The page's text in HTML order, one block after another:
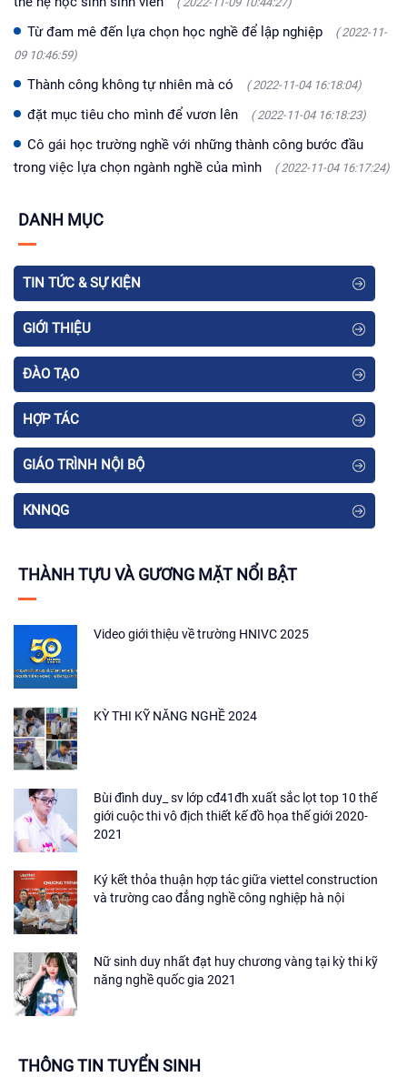
Từ đam mê đến lựa chọn học nghề để lập nghiệp
( 2022-11-
09 10:46:59)
Thành công không tự nhiên mà có ( 2022-11-04 16:18:04)
đặt mục tiêu cho mình để vươn lên ( 2022-11-04 16:18:23)
Cô gái học trường nghề với những thành công bước đầu
trong việc lựa chọn ngành nghề của mình
( 2022-11-04 16:17:24)
DANH MỤC
TIN TỨC & SỰ KIỆN
GIỚI THIỆU
ĐÀO TẠO
HỢP TÁC
GIÁO TRÌNH NỘI BỘ
KNNQG
THÀNH TỰU VÀ GƯƠNG MẶT NỔI BẬT
Video giới thiệu về trường HNIVC 2025
KỲ THI KỸ NĂNG NGHỀ 2024
Bùi đình duy_ sv lớp cđ41đh xuất sắc lọt top 10 thế
giới cuộc thi vô địch thiết kế đồ họa thế giới 2020-
2021
Ký kết thỏa thuận hợp tác giữa viettel construction
và trường cao đẳng nghề công nghiệp hà nội
Nữ sinh duy nhất đạt huy chương vàng tại kỳ thi kỹ
năng nghề quốc gia 2021
THÔNG TIN TUYỂN SINH